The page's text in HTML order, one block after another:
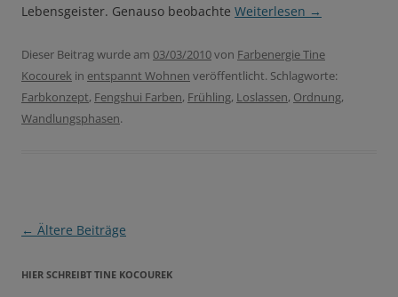
Lebensgeister. Genauso beobachte Weiterlesen →
Dieser Beitrag wurde am 03/03/2010von Farbenergie Tine
Kocourek in entspannt Wohnen veröffentlicht. Schlagworte:
Farbkonzept, Fengshui Farben, Frühling, Loslassen, Ordnung,
Wandlungsphasen.
Beitragsnavigation
← Ältere Beiträge
HIER SCHREIBT TINE KOCOUREK